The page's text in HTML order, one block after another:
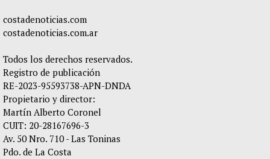
costadenoticias.com
costadenoticias.com.ar
Todos los derechos reservados.
Registro de publicación
RE-2023-95593738-APN-DNDA
Propietario y director:
Martín Alberto Coronel
CUIT: 20-28167696-3
Av. 50 Nro. 710 - Las Toninas
Pdo. de La Costa